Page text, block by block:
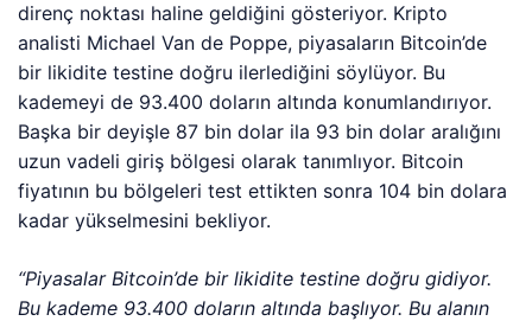
direnç noktası haline geldiğini gösteriyor. Kripto
analisti Michael Van de Poppe, piyasaların Bitcoin’de
bir likidite testine doğru ilerlediğini söylüyor. Bu
kademeyi de 93.400 doların altında konumlandırıyor.
Başka bir deyişle 87 bin dolar ila 93 bin dolar aralığını
uzun vadeli giriş bölgesi olarak tanımlıyor. Bitcoin
fiyatının bu bölgeleri test ettikten sonra 104 bin dolara
kadar yükselmesini bekliyor.
“Piyasalar Bitcoin’de bir likidite testine doğru gidiyor.
Bu kademe 93.400 doların altında başlıyor. Bu alanın